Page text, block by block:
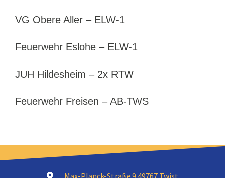
VG Obere Aller – ELW-1
Feuerwehr Eslohe – ELW-1
JUH Hildesheim – 2x RTW
Feuerwehr Freisen – AB-TWS